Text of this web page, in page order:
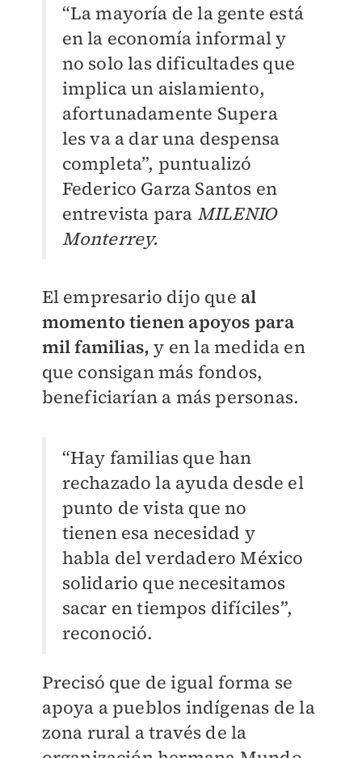
“La mayoría de la gente está
en la economía informal y
no solo las dificultades que
implica un aislamiento,
afortunadamente Supera
les va a dar una despensa
completa”, puntualizó
Federico Garza Santos en
entrevista para MILENIO
Monterrey.
El empresario dijo que al
momento tienen apoyos para
mil familias,y en la medida en
que consigan más fondos,
beneficiarían a más personas.
“Hay familias que han
rechazado la ayuda desde el
punto de vista que no
tienen esa necesidad y
habla del verdadero México
solidario que necesitamos
sacar en tiempos difíciles”,
reconoció.
Precisó que de igual forma se
apoya a pueblos indígenas de la
zona rural a través de la